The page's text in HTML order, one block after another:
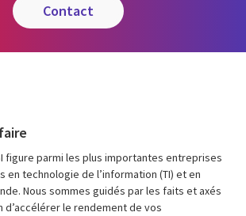
contact
figure parmi les plus importantes entreprises
en technologie de l’information (TI) et en
Nous sommes guidés par les faits et axés
d’accélérer le rendement de vos